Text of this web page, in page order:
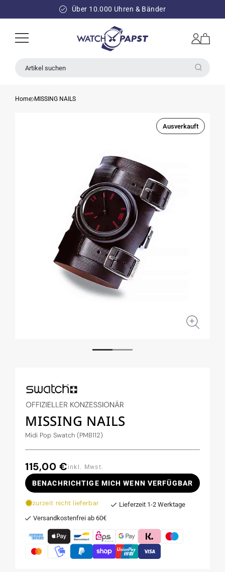
INHALT
Über 10.000 Uhren & Bänder
Einloggen
Warenkorb
Artikel suchen
Home MISSING NAILS
Ausverkauft
MISSING NAILS
Midi Pop Swatch (PMB112)
Normaler
Preis
115,00 € inkl. Mwst.
BENACHRICHTIGE MICH WENN VERFÜGBAR
zurzeit nicht lieferbar
Lieferzeit 1-2 Werktage
Versandkostenfrei ab 60€